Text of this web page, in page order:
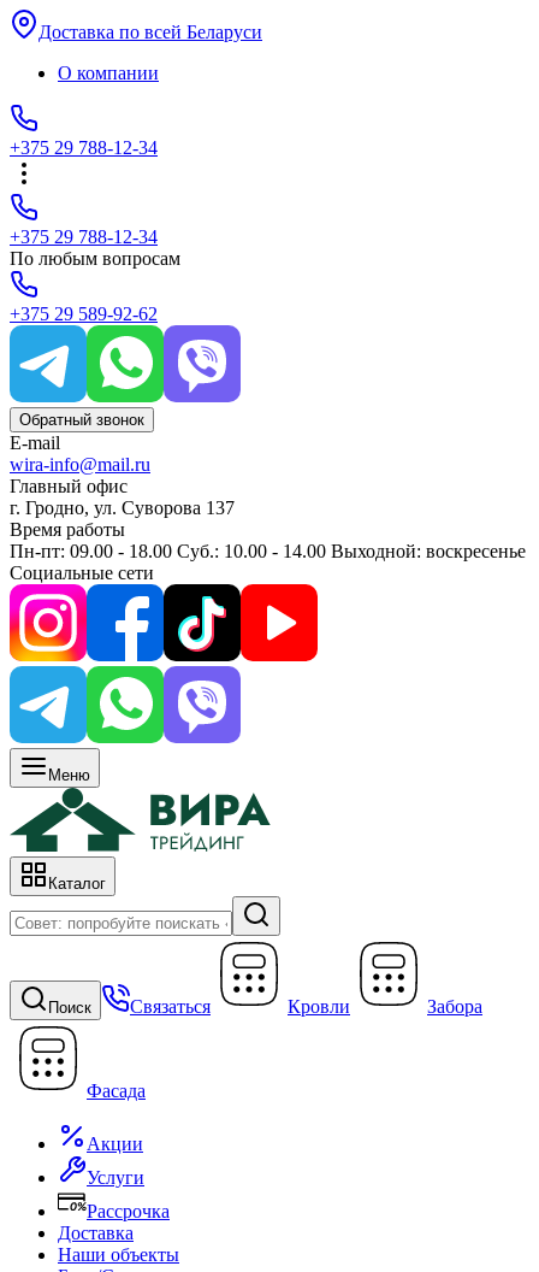
Доставка по всей Беларуси
О компании
+375 29 788-12-34
+375 29 788-12-34
По любым вопросам
+375 29 589-92-62
Обратный звонок
E-mail
wira-info@mail.ru
Главный офис
г. Гродно, ул. Суворова 137
Время работы
Пн-пт: 09.00 - 18.00 Суб.: 10.00 - 14.00 Выходной: воскресенье
Социальные сети
Меню
Каталог
Поиск Связаться Кровли Забора
Фасада
Акции
Услуги
Рассрочка
Доставка
Наши объекты